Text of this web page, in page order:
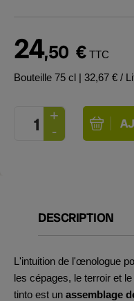
24,50 € TTC
Bouteille 75 cl | 32,67 € /
DESCRIPTION
L'intuition de l'œnologue
les cépages, le terroir et
tinto est un assemblage